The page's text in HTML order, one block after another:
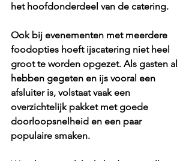
het hoofdonderdeel van de catering.
Ook bij evenementen met meerdere
foodopties hoeft ijscatering niet heel
groot te worden opgezet. Als gasten al
hebben gegeten en ijs vooral een
afsluiter is, volstaat vaak een
overzichtelijk pakket met goede
doorloopsnelheid en een paar
populaire smaken.